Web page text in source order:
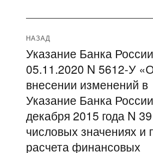
Навигация
по
записям
НАЗАД
Предыдущая
запись:
Указание Банка
05.11.2020 N 5612-У
внесении изменений в
Указание Банка
декабря 2015 года N
числовых значениях и
расчета финансовых